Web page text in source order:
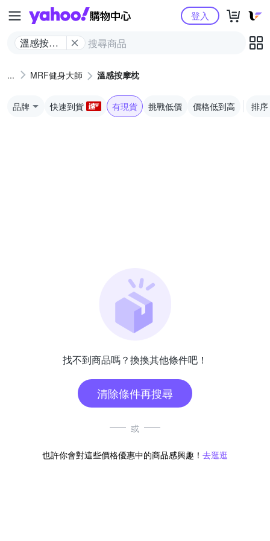
Yahoo購物中心
溫感按摩
登入
MRF健身大師 溫感按摩枕
品牌 快速到貨 有現貨 挑戰低價 價格低到高 排序
找不到商品嗎？換換其他條件吧！
清除條件再搜尋
或
也許你會對這些價格優惠中的商品感興趣！ 去逛逛